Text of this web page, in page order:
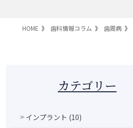
HOME 歯科情報コラム 歯周病
カテゴリー
インプラント (10)